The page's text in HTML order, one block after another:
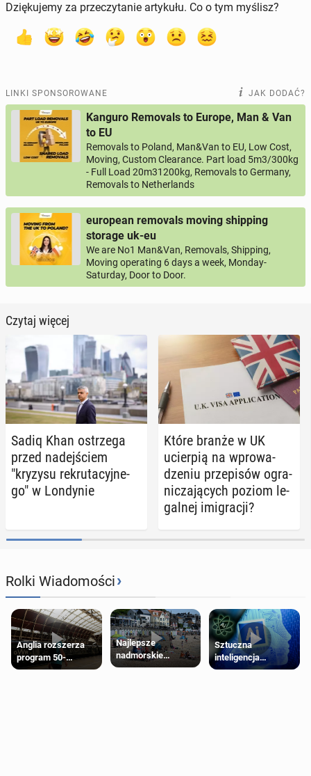
Dziękujemy za przeczytanie artykułu. Co o tym myślisz?
LINKI SPONSOROWANE JAK DODAĆ?
Kanguro Removals to Europe, Man & Van
to EU
Removals to Poland, Man&Van to EU, Low Cost,
Moving, Custom Clearance. Part load 5m3/300kg
- Full Load 20m31200kg, Removals to Germany,
Removals to Netherlands
european removals moving shipping
storage uk-eu
We are No1 Man&Van, Removals, Shipping,
Moving operating 6 days a week, Monday-
Saturday, Door to Door.
Czytaj więcej
Sadiq Khan ostrze­ga
przed na­dej­ściem
"kryzysu re­kru­ta­cyj­ne­
go" w Lon­dy­nie
Które branże w UK
ucier­pią na wpro­wa­
dze­niu prze­pi­sów ogra­
ni­cza­ją­cych poziom le­
gal­nej imi­gra­cji?
Rolki Wiadomości›
Anglia rozszerza
program 50-
procentowych
Najlepsze
nadmorskie
miasteczko blisko
Sztuczna
inteligencja
próbowała oszukać